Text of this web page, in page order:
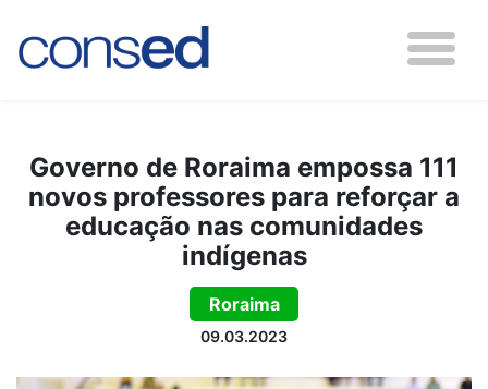
Governo de Roraima empossa 111
novos professores para reforçar a
educação nas comunidades
indígenas
Roraima
09.03.2023